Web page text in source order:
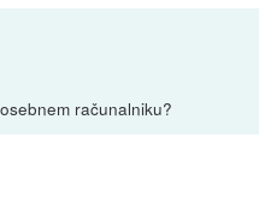
računalniku?